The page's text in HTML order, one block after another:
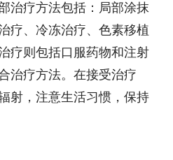
治疗方法包括：局部涂抹
疗、冷冻治疗、色素移植
疗则包括口服药物和注射
治疗方法。在接受治疗
射，注意生活习惯，保持